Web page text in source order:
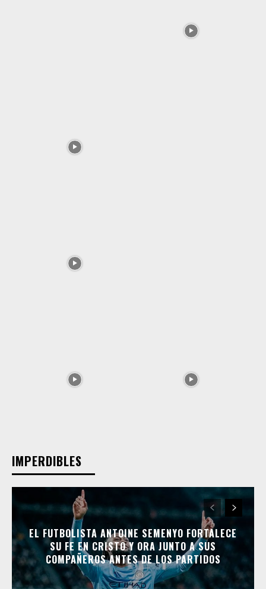
IMPERDIBLES
EL FUTBOLISTA ANTOINE SEMENYO FORTALECE
SU FE EN CRISTO Y ORA JUNTO A SUS
COMPAÑEROS ANTES DE LOS PARTIDOS